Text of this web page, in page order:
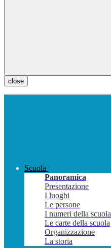
close
Scuola
Panoramica
Presentazione
I luoghi
Le persone
I numeri della scuola
Le carte della scuola
Organizzazione
La storia